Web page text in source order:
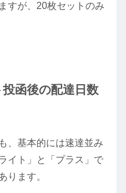
すが、20枚セットのみ
函後の配達日数
、基本的には速達並み
イト」と「プラス」で
ります。